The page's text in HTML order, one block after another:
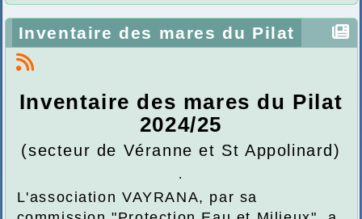
Inventaire des mares du Pilat
Inventaire des mares du Pilat
2024/25
(secteur de Véranne et St Appolinard)
.
L'association VAYRANA, par sa